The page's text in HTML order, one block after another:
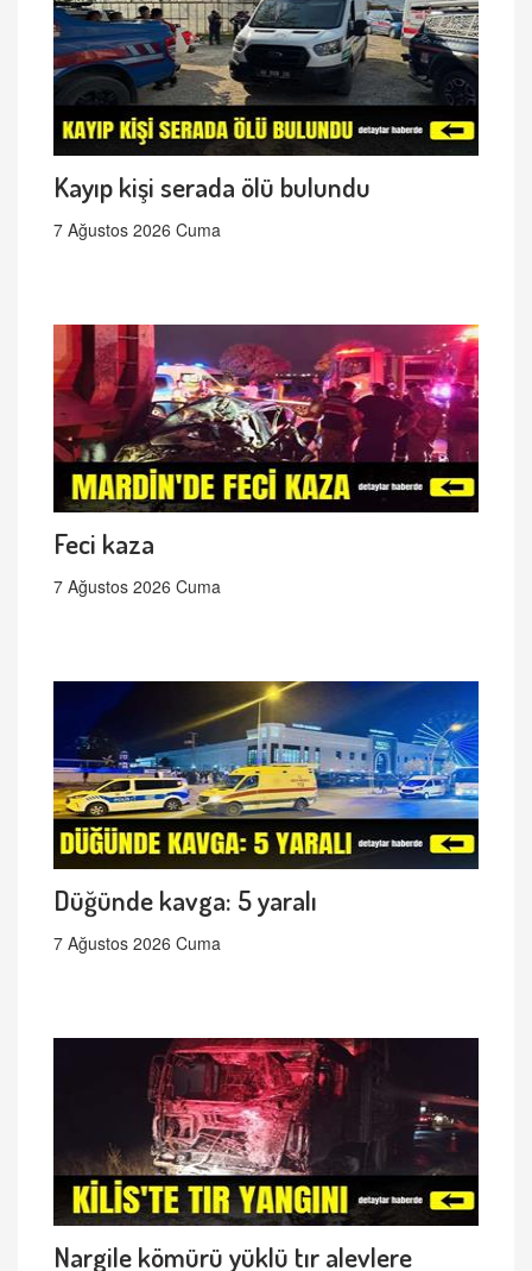
Kayıp kişi serada ölü bulundu
7 Ağustos 2026 Cuma
Feci kaza
7 Ağustos 2026 Cuma
Düğünde kavga: 5 yaralı
7 Ağustos 2026 Cuma
Nargile kömürü yüklü tır alevlere